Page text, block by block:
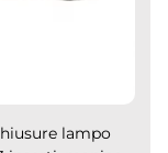
lampo